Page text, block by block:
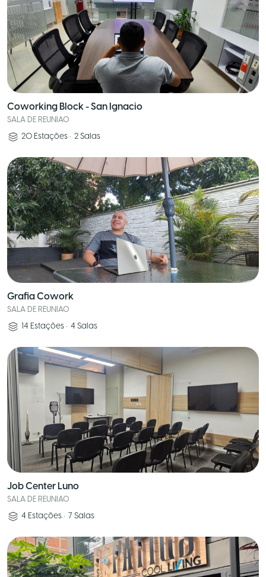
Coworking Block - San Ignacio
SALA DE REUNIAO
20 Estações • 2 Salas
Grafia Cowork
SALA DE REUNIAO
14 Estações • 4 Salas
Job Center Luno
SALA DE REUNIAO
4 Estações • 7 Salas